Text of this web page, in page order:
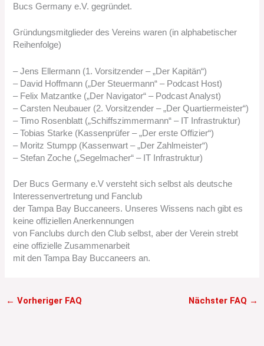
Bucs Germany e.V. gegründet.
Gründungsmitglieder des Vereins waren (in alphabetischer
Reihenfolge)
– Jens Ellermann (1. Vorsitzender – „Der Kapitän“)
– David Hoffmann („Der Steuermann“ – Podcast Host)
– Felix Matzantke („Der Navigator“ – Podcast Analyst)
– Carsten Neubauer (2. Vorsitzender – „Der Quartiermeister“)
– Timo Rosenblatt („Schiffszimmermann“ – IT Infrastruktur)
– Tobias Starke (Kassenprüfer – „Der erste Offizier“)
– Moritz Stumpp (Kassenwart – „Der Zahlmeister“)
– Stefan Zoche („Segelmacher“ – IT Infrastruktur)
Der Bucs Germany e.V versteht sich selbst als deutsche
Interessenvertretung und Fanclub
der Tampa Bay Buccaneers. Unseres Wissens nach gibt es
keine offiziellen Anerkennungen
von Fanclubs durch den Club selbst, aber der Verein strebt
eine offizielle Zusammenarbeit
mit den Tampa Bay Buccaneers an.
← Vorheriger FAQ Nächster FAQ →